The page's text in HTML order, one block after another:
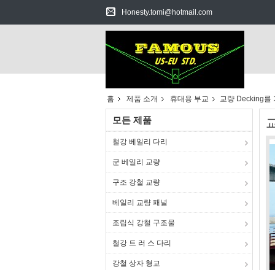
Honesty.tomi@hotmail.com
홈 제품 소개 휴대용 부교 교량 Decking를
모든 제품
철강 베일리 다리
군 베일리 교량
구조 강철 교량
베일리 교량 패널
조립식 강철 구조물
철강 트 러 스 다리
강철 상자 형교